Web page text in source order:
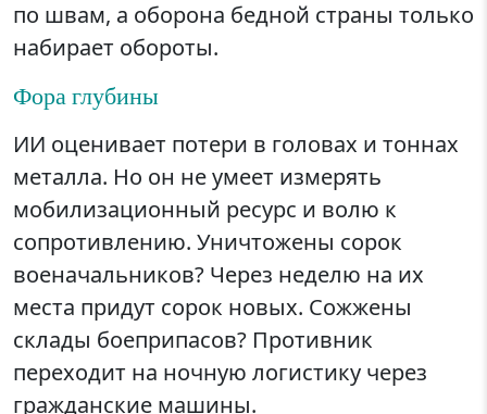
по швам, а оборона бедной страны только
набирает обороты.
Фора глубины
ИИ оценивает потери в головах и тоннах
металла. Но он не умеет измерять
мобилизационный ресурс и волю к
сопротивлению. Уничтожены сорок
военачальников? Через неделю на их
места придут сорок новых. Сожжены
склады боеприпасов? Противник
переходит на ночную логистику через
гражданские машины.